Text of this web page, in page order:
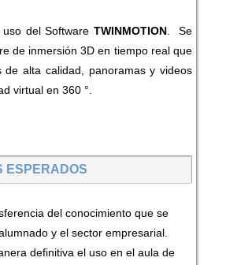
uso del Software TWINMOTION. Se
de inmersión 3D en tiempo real que
de alta calidad, panoramas y videos
virtual en 360 °.
ESPERADOS
del conocimiento que se
y el sector empresarial.
definitiva el uso en el aula de